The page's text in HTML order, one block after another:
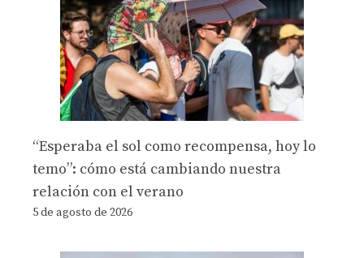
“Esperaba el sol como recompensa, hoy lo
temo”: cómo está cambiando nuestra
relación con el verano
5 de agosto de 2026